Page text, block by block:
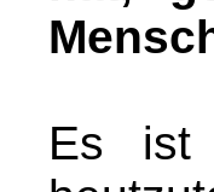
Es ist